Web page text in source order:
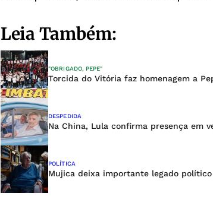
Leia Também:
"OBRIGADO, PEPE"
Torcida do Vitória faz homenagem a
DESPEDIDA
Na China, Lula confirma presença em
POLÍTICA
Mujica deixa importante legado